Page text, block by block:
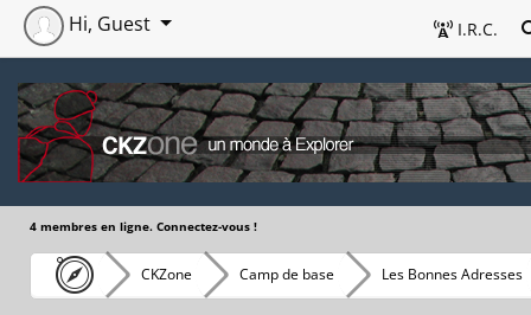
I.R.C.
Hi, Guest
4 membres en ligne. Connectez-vous !
CKZone Camp de base Les Bonnes Adresses